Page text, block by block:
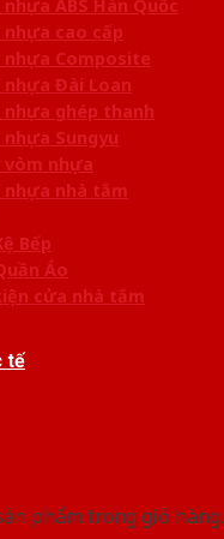
nhựa ABS Hàn Quốc
nhựa cao cấp
nhựa Composite
nhựa Đài Loan
nhựa ghép thanh
nhựa Sungyu
vòm nhựa
nhựa nhà tắm
Bếp
Áo
cửa nhà tắm
tế
phẩm trong giỏ hàng.